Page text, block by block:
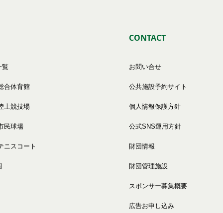
覧
合体育館
上競技場
民球場
ニスコート
CONTACT
お問い合せ
公共施設予約サイト
個人情報保護方針
公式SNS運用方針
財団情報
財団管理施設
スポンサー募集概要
広告お申し込み